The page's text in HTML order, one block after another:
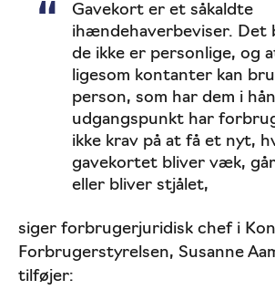
Gavekort er et såkaldte
ihændehaverbeviser. Det
de ikke er personlige, og
ligesom kontanter kan
person, som har dem i
udgangspunkt har
ikke krav på at få et nyt,
gavekortet bliver væk,
eller bliver stjålet,
siger forbrugerjuridisk chef i
Forbrugerstyrelsen, Susanne
tilføjer: